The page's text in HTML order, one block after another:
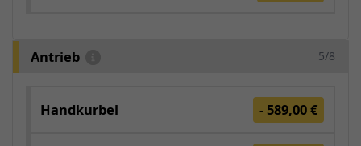
Antrieb 5/8
Handkurbel - 589,00 €